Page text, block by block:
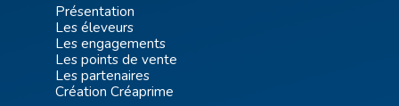
Présentation
Les éleveurs
Les engagements
Les points de vente
Les partenaires
Création Créaprime